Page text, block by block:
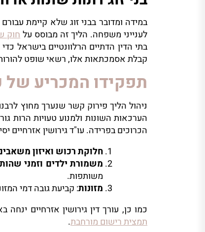
במידה ומדובר בבני זוג שלא קיימת
לענייני משפחה. הליך זה מבוסס עלחוק
בתי הדין הדתיים הרלוונטיים בישראל
קבלת אסמכתאות אלו, רשאי שופט
תפקידו המכריע של
ניהול הליך פירוק קשר שנערך מחוץ
הערכאות השונות ולמנוע טעויות הרות
הכרוכים בפרידה. עו"ד גירושין אזרחיים
חלוקת רכוש ואיזון
משמורת ילדים וזמני
משותפות.
מזונות: קביעת גובה דמי
כמו כן, עורך דין גירושין אזרחיים
תמצית רישום מורחבת.